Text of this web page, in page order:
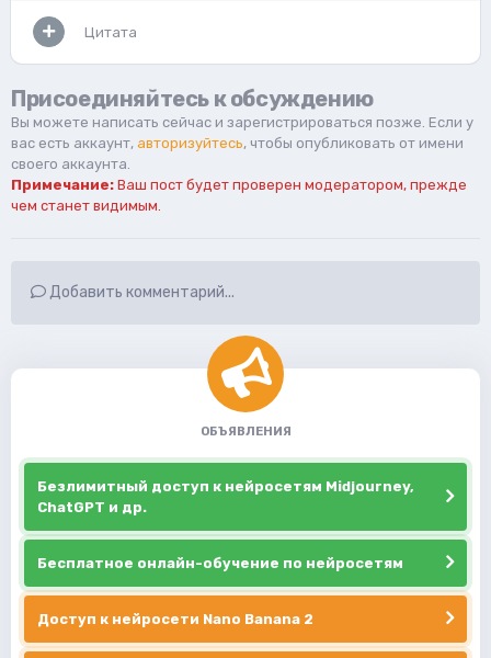
Цитата
Присоединяйтесь к обсуждению
Вы можете написать сейчас и зарегистрироваться позже. Если у
вас есть аккаунт, авторизуйтесь, чтобы опубликовать от имени
своего аккаунта.
Примечание: Ваш пост будет проверен модератором, прежде
чем станет видимым.
Добавить комментарий...
ОБЪЯВЛЕНИЯ
Безлимитный доступ к нейросетям Midjourney,
ChatGPT и др.
Бесплатное онлайн-обучение по нейросетям
Доступ к нейросети Nano Banana 2